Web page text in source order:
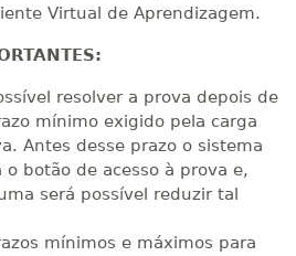
Virtual de Aprendizagem.
resolver a prova depois de
mínimo exigido pela carga
Antes desse prazo o sistema
botão de acesso à prova e,
será possível reduzir tal
mínimos e máximos para